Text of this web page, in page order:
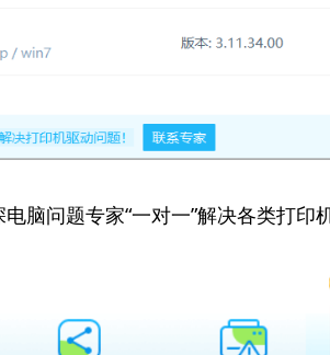
电脑问题专家“一对一”解决各类打印